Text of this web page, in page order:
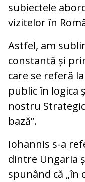
subiectele
vizitelor în
Astfel, am
constantă și
care se referă
public în logica
nostru
bază”.
Iohannis s-a
dintre Ungaria
spunând că „în